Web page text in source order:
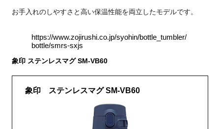
お手入れのしやすさと高い保温性能を両立したモデルです。
https://www.zojirushi.co.jp/syohin/bottle_tumbler/
bottle/smrs-sxjs
象印 ステンレスマグ SM-VB60
象印 ステンレスマグ SM-VB60